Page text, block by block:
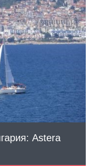
Astera